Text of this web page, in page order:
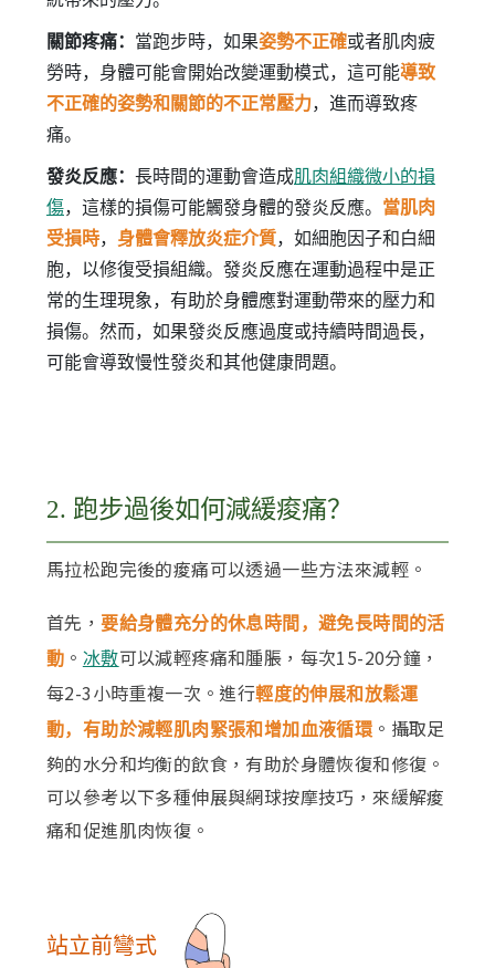
關節疼痛： 當跑步時，如果姿勢不正確或者肌肉疲
勞時，身體可能會開始改變運動模式，這可能導致
不正確的姿勢和關節的不正常壓力，進而導致疼
痛。
發炎反應： 長時間的運動會造成肌肉組織微小的損
傷，這樣的損傷可能觸發身體的發炎反應。 當肌肉
受損時， 身體會釋放炎症介質，如細胞因子和白細
胞，以修復受損組織。發炎反應在運動過程中是正
常的生理現象，有助於身體應對運動帶來的壓力和
損傷。然而，如果發炎反應過度或持續時間過長，
可能會導致慢性發炎和其他健康問題。
2. 跑步過後如何減緩痠痛？
馬拉松跑完後的痠痛可以透過一些方法來減輕。
首先，要給身體充分的休息時間，避免長時間的活
動 。 冰敷可以減輕疼痛和腫脹，每次15-20分鐘，
每2-3小時重複一次。進行輕度的伸展和放鬆運
動，有助於減輕肌肉緊張和增加血液循環 。攝取足
夠的水分和均衡的飲食，有助於身體恢復和修復。
可以參考以下多種伸展與網球按摩技巧，來緩解痠
痛和促進肌肉恢復。
站立前彎式